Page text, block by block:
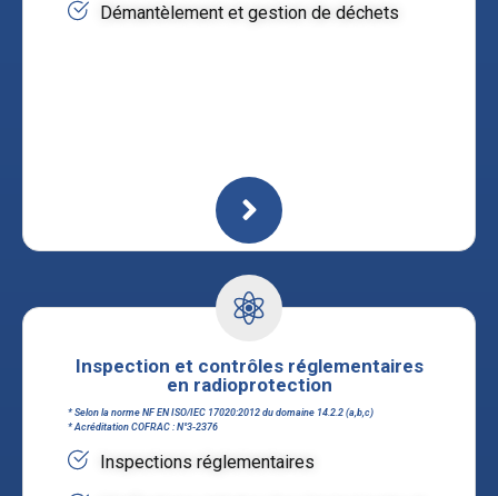
Démantèlement et gestion de déchets
Inspection et contrôles réglementaires
en radioprotection
* Selon la norme NF EN ISO/IEC 17020:2012 du domaine 14.2.2 (a,b,c)
* Acréditation COFRAC : N°3-2376
Inspections réglementaires